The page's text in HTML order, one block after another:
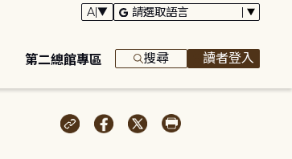
第二總館專區 搜尋 讀者登入